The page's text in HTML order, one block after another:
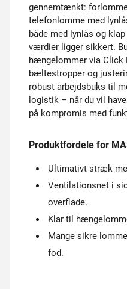
gennemtænkt:
telefonlomme med
både med lynlås og
værdier ligger sikkert.
hængelommer via Click
bæltestropper og
robust arbejdsbuks til
logistik – når du vil
på kompromis med
Produktfordele for
Ultimativt stræk
Ventilationsnet i
overflade.
Klar til
Mange sikre
fod.